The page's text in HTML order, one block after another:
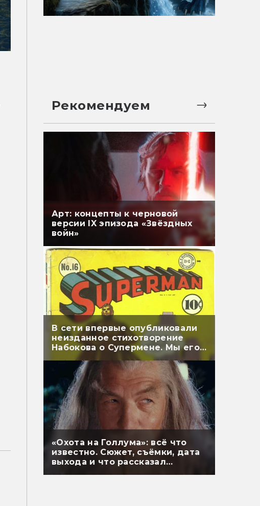
Рекомендуем
Арт: концепты к черновой
версии IX эпизода «Звёздных
войн»
В сети впервые опубликовали
неизданное стихотворение
Набокова о Супермене. Мы его
перевели
«Охота на Голлума»: всё что
известно. Сюжет, съёмки, дата
выхода и что рассказал